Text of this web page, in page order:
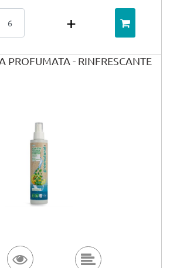
PROFUMATA - RINFRESCANTE